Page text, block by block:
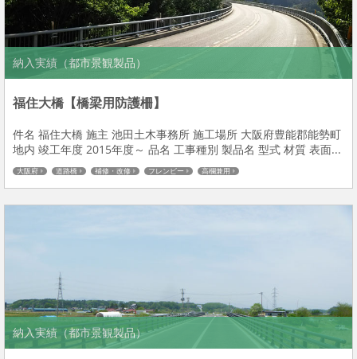
納入実績（都市景観製品）
福住大橋【橋梁用防護柵】
件名 福住大橋 施主 池田土木事務所 施工場所 大阪府豊能郡能勢町
地内 竣工年度 2015年度～ 品名 工事種別 製品名 型式 材質 表面...
大阪府 道路橋 補修・改修 フレンビー 高欄兼用
納入実績（都市景観製品）